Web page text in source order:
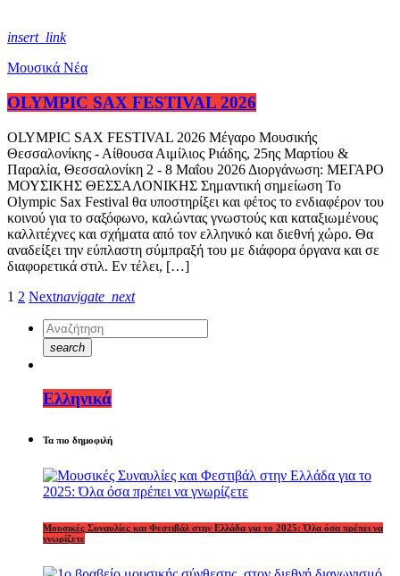
insert_link
Μουσικά Νέα
OLYMPIC SAX FESTIVAL 2026
OLYMPIC SAX FESTIVAL 2026 Μέγαρο Μουσικής
Θεσσαλονίκης - Αίθουσα Αιμίλιος Ριάδης, 25ης Μαρτίου &
Παραλία, Θεσσαλονίκη 2 - 8 Μαΐου 2026 Διοργάνωση: ΜΕΓΑΡΟ
ΜΟΥΣΙΚΗΣ ΘΕΣΣΑΛΟΝΙΚΗΣ Σημαντική σημείωση Το
Olympic Sax Festival θα υποστηρίξει και φέτος το ενδιαφέρον του
κοινού για το σαξόφωνο, καλώντας γνωστούς και καταξιωμένους
καλλιτέχνες και σχήματα από τον ελληνικό και διεθνή χώρο. Θα
αναδείξει την εύπλαστη σύμπραξή του με διάφορα όργανα και σε
διαφορετικά στιλ. Εν τέλει, […]
1 2 Nextnavigate_next
search
Ελληνικά
Τα πιο δημοφιλή
Μουσικές Συναυλίες και Φεστιβάλ στην Ελλάδα για το 2025: Όλα όσα πρέπει να
γνωρίζετε